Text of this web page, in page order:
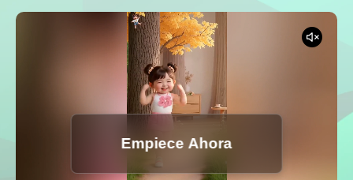
Foto AI ▼
Otras herramientas
Ver todas las herramientas
Empiece Ahora